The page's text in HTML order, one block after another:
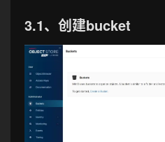
3.1、创建bucket